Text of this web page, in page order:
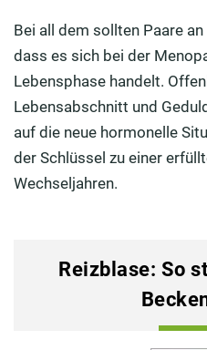
Bei all dem sollten Paare
dass es sich bei der
Lebensphase handelt.
Lebensabschnitt und
auf die neue hormonelle
der Schlüssel zu einer
Wechseljahren.